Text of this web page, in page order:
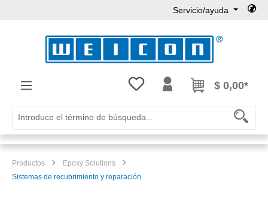
Servicio/ayuda
Tienes 0 artículos en tu lista de
$ 0,00*
Productos
Epoxy Solutions
Sistemas de recubrimiento y reparación